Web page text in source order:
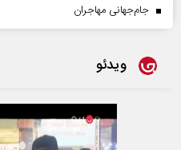
جام‌جهانی مهاجران
ویدئو